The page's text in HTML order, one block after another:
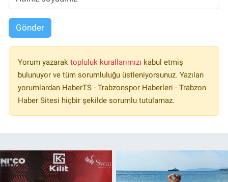
Gönder
Yorum yazarak topluluk kurallarımızı kabul etmiş
bulunuyor ve tüm sorumluluğu üstleniyorsunuz. Yazılan
yorumlardan HaberTS - Trabzonspor Haberleri - Trabzon
Haber Sitesi hiçbir şekilde sorumlu tutulamaz.